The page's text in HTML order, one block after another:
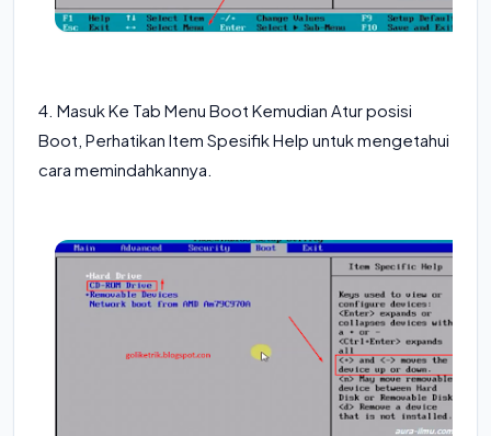
4. Masuk Ke Tab Menu Boot Kemudian Atur posisi
Boot, Perhatikan Item Spesifik Help untuk mengetahui
cara memindahkannya.